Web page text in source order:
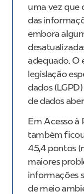
uma vez que
das
embora
adequado. O
legislação
dados
de dados
Em Acesso à
também
45,4 pontos
maiores
informações
de meio